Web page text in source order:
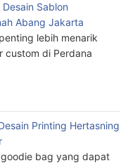
Sablon
Abang Jakarta
lebih menarik
custom di Perdana
Printing Hertasning
bag yang dapat